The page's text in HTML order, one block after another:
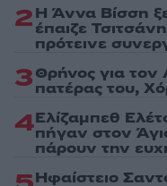
2Η Άννα Βίσση
έπαιζε
πρότεινε
3Θρήνος για
πατέρας του,
4Ελίζαμπεθ
πήγαν στον
πάρουν την
Ηφαίστειο